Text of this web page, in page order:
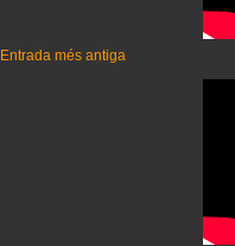
Entrada més antiga